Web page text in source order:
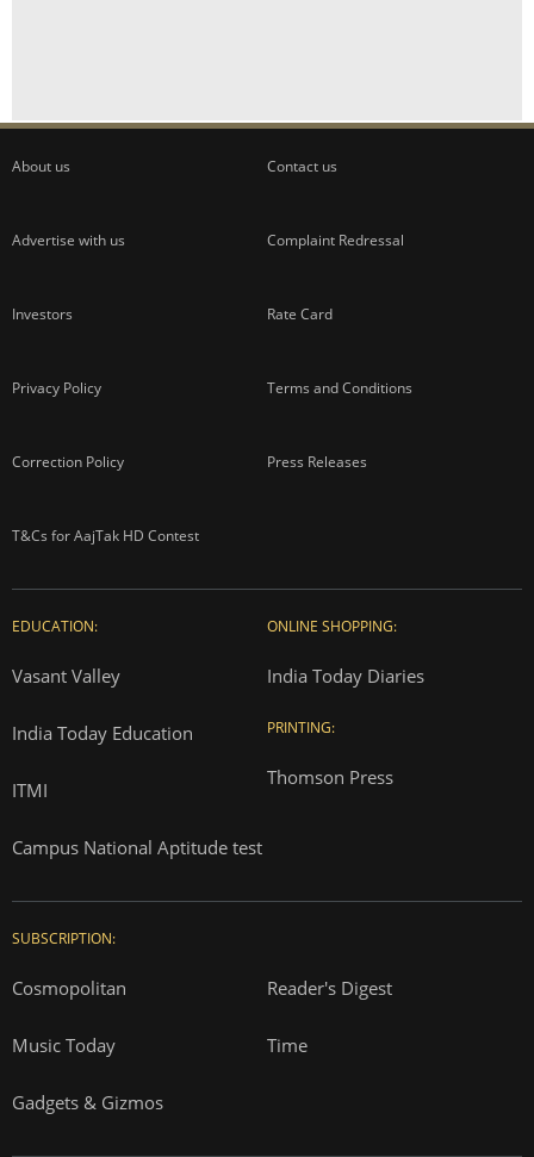
About us Contact us
Advertise with us Complaint Redressal
Investors Rate Card
Privacy Policy Terms and Conditions
Correction Policy Press Releases
T&Cs for AajTak HD Contest
EDUCATION:
Vasant Valley
India Today Education
ITMI
Campus National Aptitude test
ONLINE SHOPPING:
India Today Diaries
PRINTING:
Thomson Press
SUBSCRIPTION:
Cosmopolitan Reader's Digest
Music Today Time
Gadgets & Gizmos